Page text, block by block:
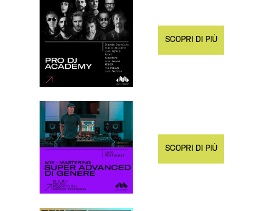
SCOPRI DI PIÙ
SCOPRI DI PIÙ